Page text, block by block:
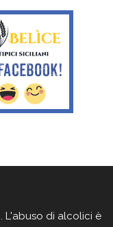
L'abuso di alcolici è